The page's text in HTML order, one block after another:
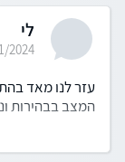
לי
2024
עזר לנו מאד
המצב בבהירות